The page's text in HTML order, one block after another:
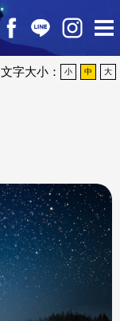
文字大小： 小 中 大